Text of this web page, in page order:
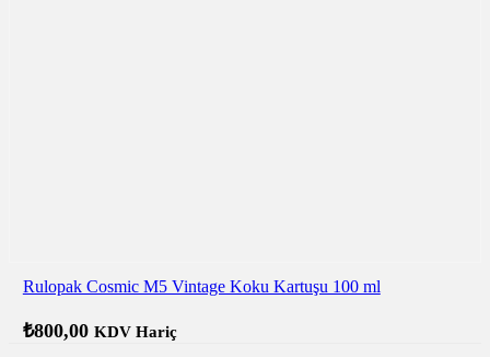
Rulopak Cosmic M5 Vintage Koku Kartuşu 100 ml
₺800,00 KDV Hariç